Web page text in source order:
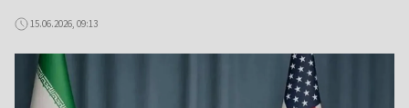
15.06.2026, 09:13